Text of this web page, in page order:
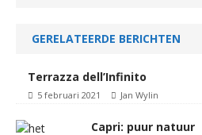
GERELATEERDE BERICHTEN
Terrazza dell’Infinito
5 februari 2021 Jan Wylin
Capri: puur natuur